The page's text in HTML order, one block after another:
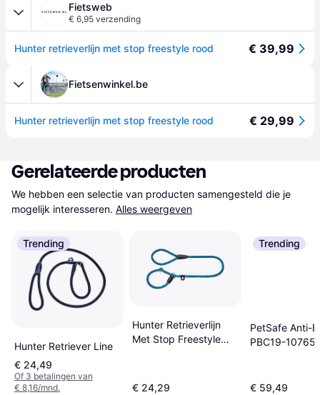
Fietsweb
€ 6,95 verzending
Hunter retrieverlijn met stop freestyle rood € 39,99
Fietsenwinkel.be
Hunter retrieverlijn met stop freestyle rood € 29,99
Gerelateerde producten
We hebben een selectie van producten samengesteld die je
mogelijk interesseren. Alles weergeven
Trending
Hunter Retriever Line
€ 24,49
Of 3 betalingen van
€ 8,16/mnd.
Hunter Retrieverlijn
Met Stop Freestyle
€ 24,29
Trending
PetSafe Anti-
PBC19-10765
€ 59,49